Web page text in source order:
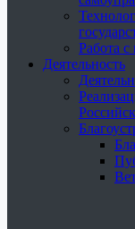
Работа
Деятельность